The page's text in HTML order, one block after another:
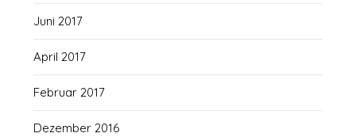
Juni 2017
April 2017
Februar 2017
Dezember 2016